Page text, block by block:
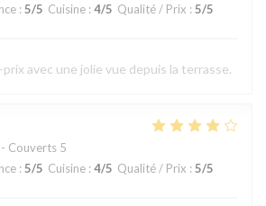
: 5/5 Cuisine : 4/5 Qualité / Prix : 5/5
avec une jolie vue depuis la terrasse.
Couverts 5
: 5/5 Cuisine : 4/5 Qualité / Prix : 5/5